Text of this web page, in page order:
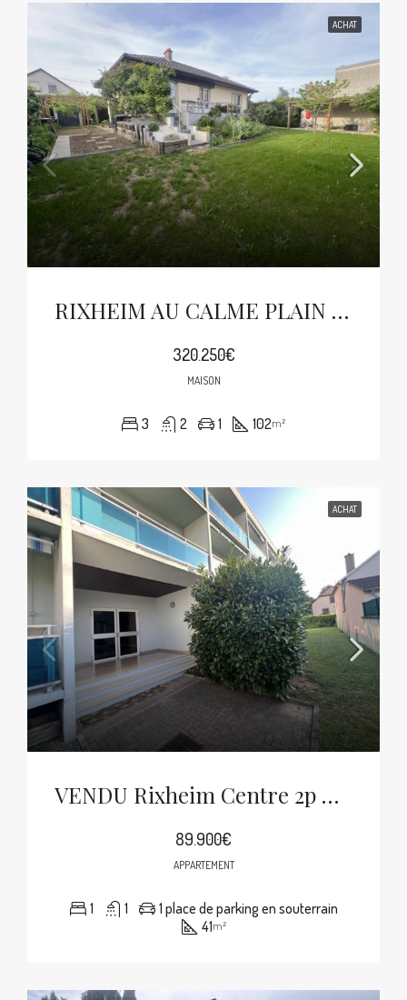
ACHAT
RIXHEIM AU CALME PLAIN PIED SUR 5.95ARES
320.250€
MAISON
3 2 1 102m²
ACHAT
VENDU Rixheim Centre 2p De 41m² Balcon, Cave, Parking Souterrain
89.900€
APPARTEMENT
1 1
1 place de parking en souterrain
41m²